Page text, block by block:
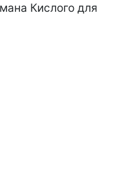
Кислого для